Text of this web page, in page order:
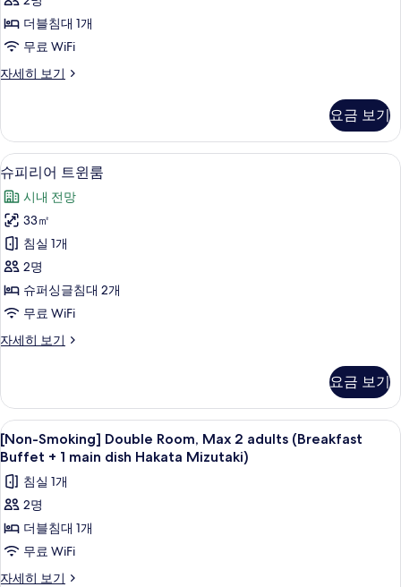
기
Double
Room
사
진
보
기
더블침대 1개
무료 WiFi
자세히 보기
(Non-
자
세
히
보
기
요금 보기
슈
피
리
어
트
윈
룸
진
두
보
기
오리/거위털 이불, 객실 내 금고, 책상,
10
슈피리어 트윈룸
시내 전망
33㎡
침실 1개
2명
슈퍼싱글침대 2개
무료 WiFi
자세히 보기
슈
트
윈
룸
자
히
보
요금 보기
[Non-
Smoking]
Double
Room,
Max
2
adults
(Breakfast
오리/거위털 이불, 객실 내 금고, 책상,
8
[Non-Smoking] Double Room, Max 2 adults (Breakfast
Buffet + 1 main dish Hakata Mizutaki)
침실 1개
2명
더블침대 1개
무료 WiFi
자세히 보기
[Non-